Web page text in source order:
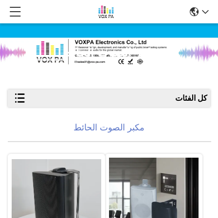
مكبر الصوت الحائط
كل الفئات
مكبر الصوت الحائط